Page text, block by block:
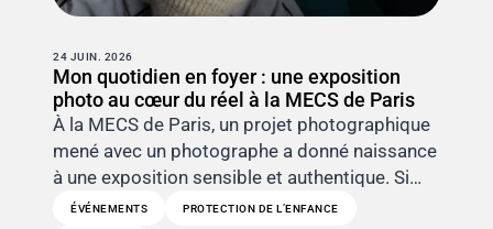
24 JUIN. 2026
Mon quotidien en foyer : une exposition
photo au cœur du réel à la MECS de Paris
À la MECS de Paris, un projet photographique
mené avec un photographe a donné naissance
à une exposition sensible et authentique. Si…
ÉVÉNEMENTS PROTECTION DE L’ENFANCE